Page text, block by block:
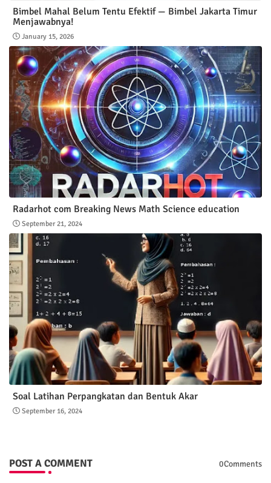
Bimbel Mahal Belum Tentu Efektif — Bimbel Jakarta Timur
Menjawabnya!
January 15, 2026
Radarhot com Breaking News Math Science education
September 21, 2024
Soal Latihan Perpangkatan dan Bentuk Akar
September 16, 2024
POST A COMMENT 0Comments